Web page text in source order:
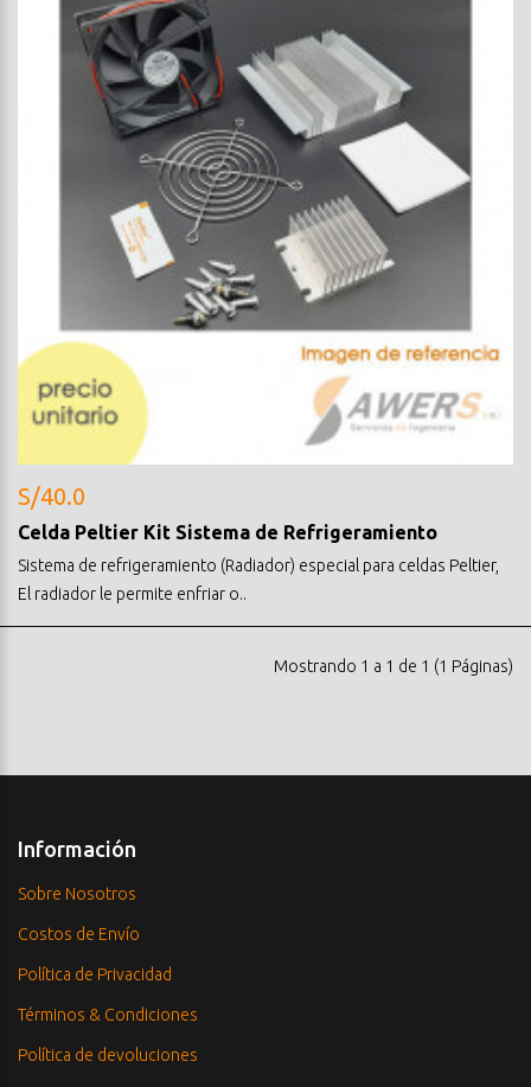
S/40.0
Celda Peltier Kit Sistema de Refrigeramiento
Sistema de refrigeramiento (Radiador) especial para celdas Peltier,
El radiador le permite enfriar o..
Mostrando 1 a 1 de 1 (1 Páginas)
Información
Sobre Nosotros
Costos de Envío
Política de Privacidad
Términos & Condiciones
Política de devoluciones